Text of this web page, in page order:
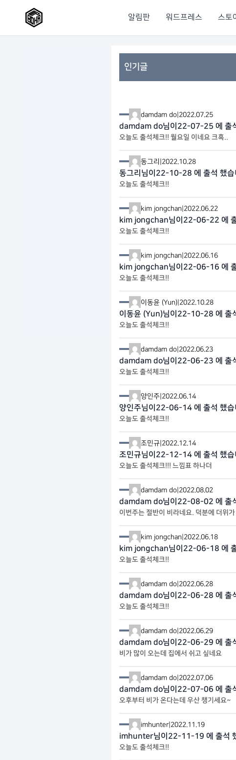
알림판 워드프레스 스토
인기글
damdam do|2022.07.25
damdam do님이22-07-25 에 출
오늘도 출석체크!! 월요일 이네요 크흑..
동그리 |2022.10.28
동그리님이22-10-28 에 출석 했습
오늘도 출석체크!!
kim jongchan|2022.06.22
kim jongchan님이22-06-22 에
오늘도 출석체크!!
kim jongchan|2022.06.16
kim jongchan님이22-06-16 에
오늘도 출석체크!!
이동윤 (Yun)|2022.10.28
이동윤 (Yun)님이22-10-28 에 출
오늘도 출석체크!!
damdam do|2022.06.23
damdam do님이22-06-23 에 출
오늘도 출석체크!!
양인주|2022.06.14
양인주님이22-06-14 에 출석 했습
오늘도 출석체크!!
조민규|2022.12.14
조민규님이22-12-14 에 출석 했습
오늘도 출석체크!!! 느낌표 하나더
damdam do|2022.08.02
damdam do님이22-08-02 에 출
이번주는 절반이 비라네요. 덕분에 더위
kim jongchan|2022.06.18
kim jongchan님이22-06-18 에
오늘도 출석체크!!
damdam do|2022.06.28
damdam do님이22-06-28 에 출
오늘도 출석체크!!
damdam do|2022.06.29
damdam do님이22-06-29 에 출
비가 많이 오는데 집에서 쉬고 싶네요
damdam do|2022.07.06
damdam do님이22-07-06 에 출
오후부터 비가 온다는데 우산 챙기세요~
imhunter|2022.11.19
imhunter님이22-11-19 에 출석
오늘도 출석체크!!